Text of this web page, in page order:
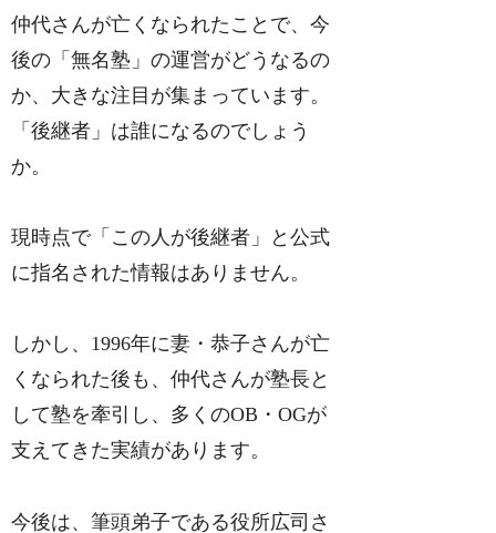
仲代さんが亡くなられたことで、今
後の「無名塾」の運営がどうなるの
か、大きな注目が集まっています。
「後継者」は誰になるのでしょう
か。
現時点で「この人が後継者」と公式
に指名された情報はありません。
しかし、1996年に妻・恭子さんが亡
くなられた後も、仲代さんが塾長と
して塾を牽引し、多くのOB・OGが
支えてきた実績があります。
今後は、筆頭弟子である役所広司さ